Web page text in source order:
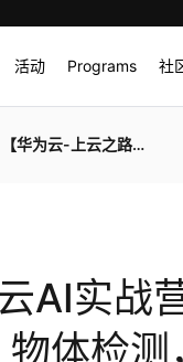
活动 Programs 社
2章： 物体检测，作业02完成过程
AI实战
体检